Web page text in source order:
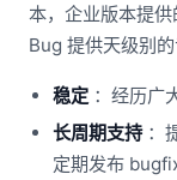
本，企业版本提
Bug 提供天级别
稳定 ：经历广
长周期支持：
定期发布